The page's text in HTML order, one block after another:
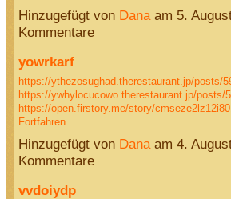
Hinzugefügt von Danaam 5.
Kommentare
yowrkarf
https://ythezosughad.therestaurant.jp/posts/
https://ywhylocucowo.therestaurant.jp/posts/
https://open.firstory.me/story/
Fortfahren
Hinzugefügt von Danaam 4.
Kommentare
vvdoiydp